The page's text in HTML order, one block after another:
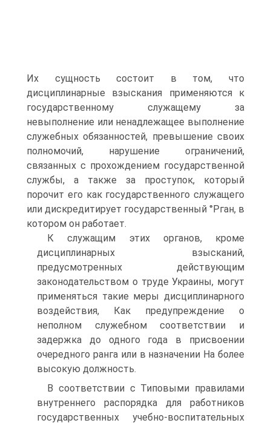
Их сущность состоит в том, что
дисциплинарные взыскания применяются к
государственному служащему за
невыполнение или ненадлежащее выполнение
служебных обязанностей, превышение своих
полномочий, нарушение ограничений,
связанных с прохождением государственной
службы, а также за проступок, который
порочит его как государственного служащего
или дискредитирует государственный °Рган, в
котором он работает.
К служащим этих органов, кроме
дисциплинарных взысканий,
предусмотренных действующим
законодательством о труде Украины, могут
применяться такие меры дисциплинарного
воздействия, Как предупреждение о
неполном служебном соответствии и
задержка до одного года в присвоении
очередного ранга или в назначении На более
высокую должность.
В соответствии с Типовыми правилами
внутреннего распорядка для работников
государственных учебно-воспитательных